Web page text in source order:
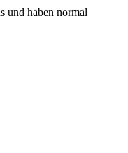
und haben normal